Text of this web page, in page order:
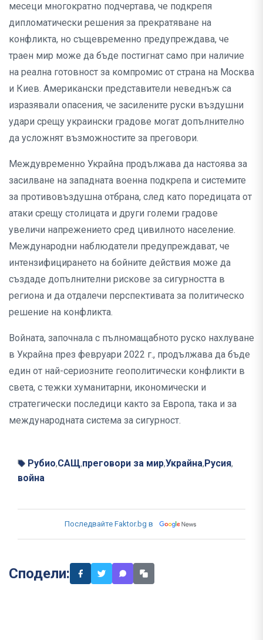
месеци многократно подчертава, че подкрепя
дипломатически решения за прекратяване на
конфликта, но същевременно предупреждава, че
траен мир може да бъде постигнат само при наличие
на реална готовност за компромис от страна на Москва
и Киев. Американски представители неведнъж са
изразявали опасения, че засилените руски въздушни
удари срещу украински градове могат допълнително
да усложнят възможностите за преговори.
Междувременно Украйна продължава да настоява за
засилване на западната военна подкрепа и системите
за противовъздушна отбрана, след като поредицата от
атаки срещу столицата и други големи градове
увеличи напрежението сред цивилното население.
Международни наблюдатели предупреждават, че
интензифицирането на бойните действия може да
създаде допълнителни рискове за сигурността в
региона и да отдалечи перспективата за политическо
решение на конфликта.
Войната, започнала с пълномащабното руско нахлуване
в Украйна през февруари 2022 г., продължава да бъде
един от най-сериозните геополитически конфликти в
света, с тежки хуманитарни, икономически и
стратегически последици както за Европа, така и за
международната система за сигурност.
Рубио,САЩ,преговори за мир,Украйна, Русия,
война
Последвайте Faktor.bg в
Сподели: